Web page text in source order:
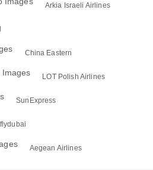
Arkia Israeli Airlines
China Eastern
LOT Polish Airlines
SunExpress
flydubai
Aegean Airlines